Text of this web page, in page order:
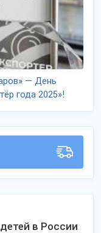
— День
года 2025»!
в России